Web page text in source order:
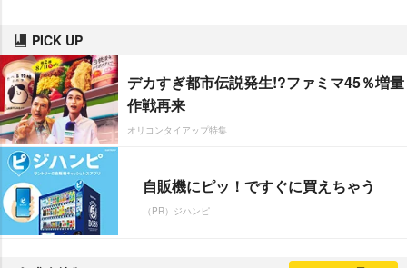
PICK UP
デカすぎ都市伝説発生!?ファミマ45％増量
作戦再来
オリコンタイアップ特集
自販機にピッ！ですぐに買えちゃう
（PR）ジハンピ